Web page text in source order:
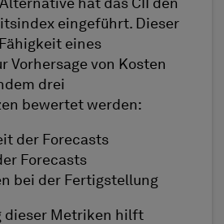
hat das CII den
eingeführt. Dieser
eines
Vorhersage von Kosten
drei
bewertet werden:
der Forecasts
Forecasts
bei der Fertigstellung
dieser Metriken hilft